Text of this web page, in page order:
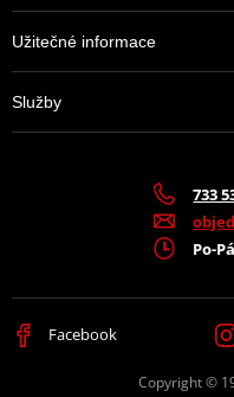
Užitečné informace
Služby
733
Po-
Facebook
Copyright ©